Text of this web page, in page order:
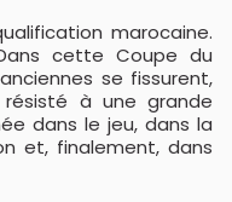
marocaine.
cette Coupe du
se fissurent,
à une grande
dans le jeu, dans la
et, finalement, dans